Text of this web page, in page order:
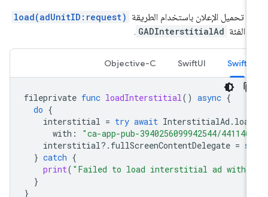
تحميل الإعلان باستخدام الطريقة load(adUnitID:request)
الفئة GADInterstitialAd
.
Swift
SwiftUI
Objective-C
fileprivate func loadInterstitial () async
do
interstitial
= try await InterstitialAd.
with: "ca-app-pub-3940256099942544/
interstitial?.fullScreenContentDelegate
} catch
print("Failed to load interstitial ad